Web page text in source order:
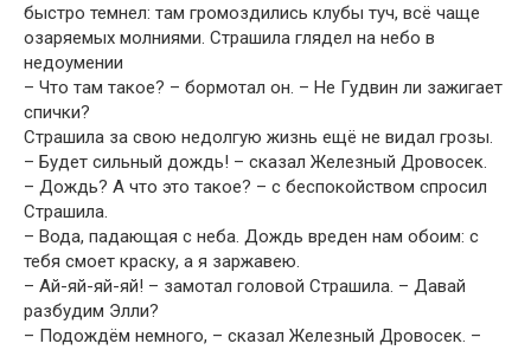
быстро темнел: там громоздились клубы туч, всё чаще
озаряемых молниями. Страшила глядел на небо в
недоумении
– Что там такое? – бормотал он. – Не Гудвин ли зажигает
спички?
Страшила за свою недолгую жизнь ещё не видал грозы.
– Будет сильный дождь! – сказал Железный Дровосек.
– Дождь? А что это такое? – с беспокойством спросил
Страшила.
– Вода, падающая с неба. Дождь вреден нам обоим: с
тебя смоет краску, а я заржавею.
– Ай-яй-яй-яй! – замотал головой Страшила. – Давай
разбудим Элли?
– Подождём немного, – сказал Железный Дровосек. –